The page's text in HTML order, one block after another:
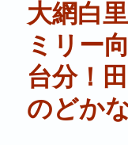
大網白
ミリー
台分！
のどか